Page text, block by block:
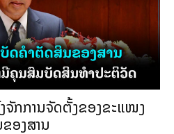
ກການຈັດຕັ້ງຂອງຂະແໜງ
ອງສານ